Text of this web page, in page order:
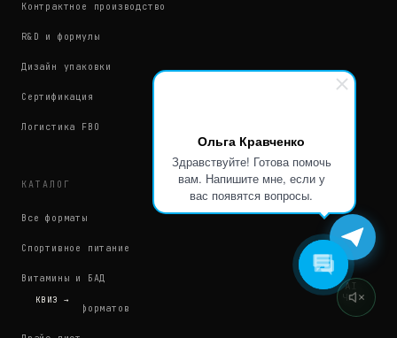
Ольга Кравченко
Здравствуйте! Готова помочь
вам. Напишите мне, если у
вас появятся вопросы.
Контрактное производство
R&D и формулы
Дизайн упаковки
Сертификация
Логистика FBO
КАТАЛОГ
Все форматы
Спортивное питание
Витамины и БАД
Сравнение форматов
КВИЗ →
AI
ЧАТ